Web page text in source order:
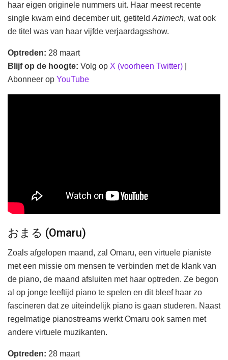
haar eigen originele nummers uit. Haar meest recente
single kwam eind december uit, getiteld Azimech, wat ook
de titel was van haar vijfde verjaardagsshow.
Optreden: 28 maart
Blijf op de hoogte: Volg op X (voorheen Twitter)
Abonneer op YouTube
おまる (Omaru)
Zoals afgelopen maand, zal Omaru, een virtuele pianiste
met een missie om mensen te verbinden met de klank van
de piano, de maand afsluiten met haar optreden. Ze begon
al op jonge leeftijd piano te spelen en dit bleef haar zo
fascineren dat ze uiteindelijk piano is gaan studeren. Naast
regelmatige pianostreams werkt Omaru ook samen met
andere virtuele muzikanten.
Optreden: 28 maart